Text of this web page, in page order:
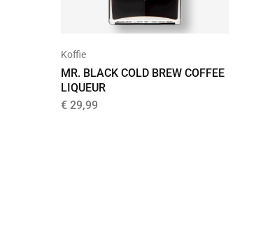
Koffie
MR. BLACK COLD BREW COFFEE
LIQUEUR
€ 29,99